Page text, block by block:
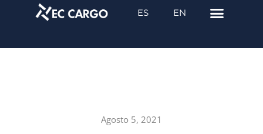
ES EN
Agosto 5, 2021